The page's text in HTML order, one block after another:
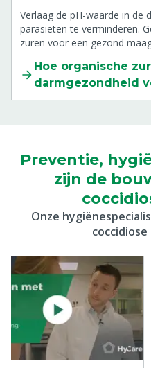
Verlaag de pH-waarde in de
parasieten te verminderen.
zuren voor een gezond
Hoe organische
darmgezondheid
Preventie,
zijn de
Onze